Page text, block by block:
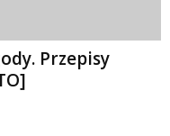
Przepisy